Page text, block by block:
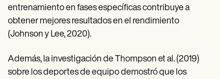
entrenamiento en fases específicas contribuye a
obtener mejores resultados en el rendimiento
(Johnson y Lee, 2020).
Además, la investigación de Thompson et al. (2019)
sobre los deportes de equipo demostró que los